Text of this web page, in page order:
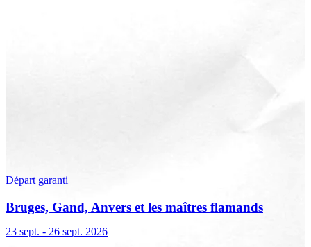
Départ garanti
Bruges, Gand, Anvers et les maîtres flamands
23 sept. - 26 sept. 2026